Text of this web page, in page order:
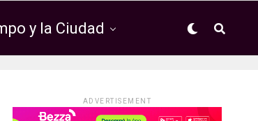
y la Ciudad
ADVERTISEMENT